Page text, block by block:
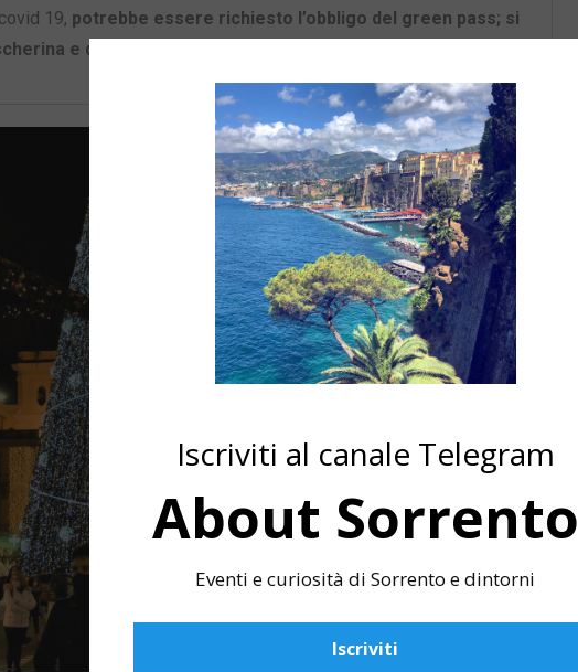
19, potrebbe essere richiesto l’obbligo del green pass; si
e del distanziamento sociale.
Iscriviti al canale Telegram
About Sorrento
Eventi e curiosità di Sorrento e dintorni
Iscriviti